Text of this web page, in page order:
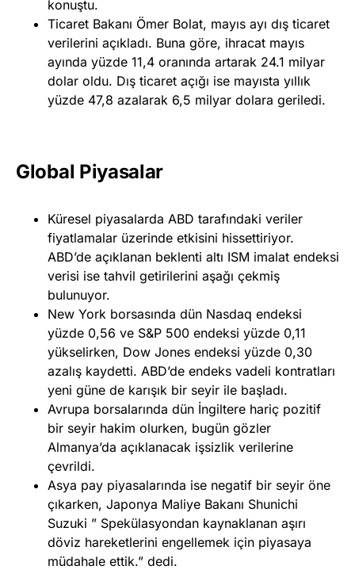
konuştu.
Ticaret Bakanı Ömer Bolat, mayıs ayı dış ticaret
verilerini açıkladı. Buna göre, ihracat mayıs
ayında yüzde 11,4 oranında artarak 24.1 milyar
dolar oldu. Dış ticaret açığı ise mayısta yıllık
yüzde 47,8 azalarak 6,5 milyar dolara geriledi.
Global Piyasalar
Küresel piyasalarda ABD tarafındaki veriler
fiyatlamalar üzerinde etkisini hissettiriyor.
ABD’de açıklanan beklenti altı ISM imalat endeksi
verisi ise tahvil getirilerini aşağı çekmiş
bulunuyor.
New York borsasında dün Nasdaq endeksi
yüzde 0,56 ve S&P 500 endeksi yüzde 0,11
yükselirken, Dow Jones endeksi yüzde 0,30
azalış kaydetti. ABD’de endeks vadeli kontratları
yeni güne de karışık bir seyir ile başladı.
Avrupa borsalarında dün İngiltere hariç pozitif
bir seyir hakim olurken, bugün gözler
Almanya’da açıklanacak işsizlik verilerine
çevrildi.
Asya pay piyasalarında ise negatif bir seyir öne
çıkarken, Japonya Maliye Bakanı Shunichi
Suzuki ” Spekülasyondan kaynaklanan aşırı
döviz hareketlerini engellemek için piyasaya
müdahale ettik.” dedi.